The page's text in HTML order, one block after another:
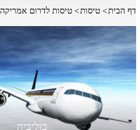
דף הבית טיסות טיסות לדרום אמריקה
בוליביה